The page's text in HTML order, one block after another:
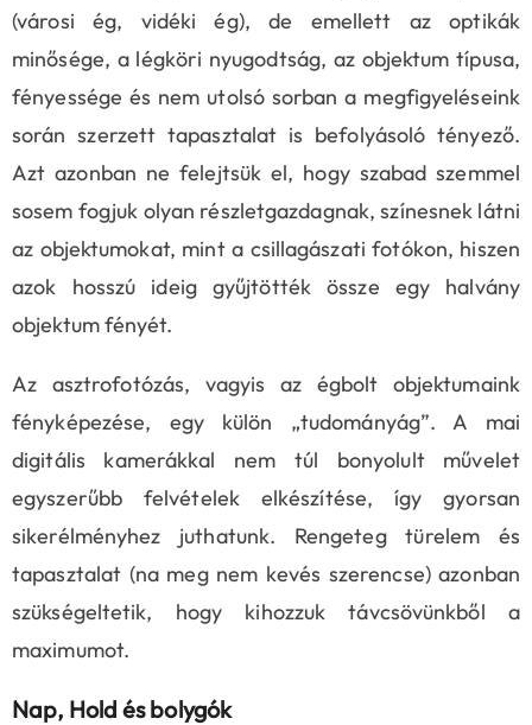
(városi ég, vidéki ég), de emellett az optikák
minősége, a légköri nyugodtság, az objektum típusa,
fényessége és nem utolsó sorban a megfigyeléseink
során szerzett tapasztalat is befolyásoló tényező.
Azt azonban ne felejtsük el, hogy szabad szemmel
sosem fogjuk olyan részletgazdagnak, színesnek látni
az objektumokat, mint a csillagászati fotókon, hiszen
azok hosszú ideig gyűjtötték össze egy halvány
objektum fényét.
Az asztrofotózás, vagyis az égbolt objektumaink
fényképezése, egy külön „tudományág”. A mai
digitális kamerákkal nem túl bonyolult művelet
egyszerűbb felvételek elkészítése, így gyorsan
sikerélményhez juthatunk. Rengeteg türelem és
tapasztalat (na meg nem kevés szerencse) azonban
szükségeltetik, hogy kihozzuk távcsövünkből a
maximumot.
Nap, Hold és bolygók